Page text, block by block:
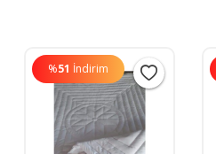
%51 İndirim